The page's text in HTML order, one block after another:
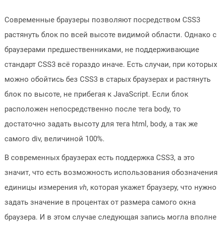
Современные браузеры позволяют посредством CSS3
растянуть блок по всей высоте видимой области. Однако с
браузерами предшественниками, не поддерживающие
стандарт CSS3 всё гораздо иначе. Есть случаи, при которых
можно обойтись без CSS3 в старых браузерах и растянуть
блок по высоте, не прибегая к JavaScript. Если блок
расположен непосредственно после тега body, то
достаточно задать высоту для тега html, body, а так же
самого div, величиной 100%.
В современных браузерах есть поддержка CSS3, а это
значит, что есть возможность использования обозначения
единицы измерения vh, которая укажет браузеру, что нужно
задать значение в процентах от размера самого окна
браузера. И в этом случае следующая запись могла вполне